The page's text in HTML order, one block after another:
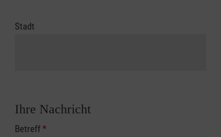
Stadt
Ihre Nachricht
Betreff*